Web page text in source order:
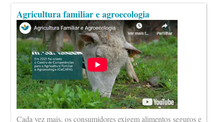
Agricultura familiar e agroecologia
Cada vez mais, os consumidores exigem alimentos seguros e